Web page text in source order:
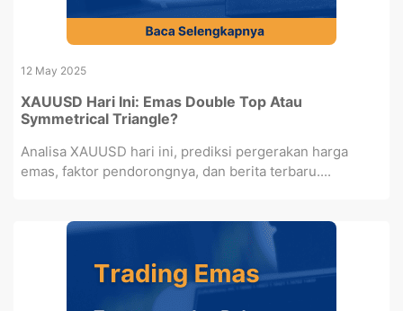
12 May 2025
XAUUSD Hari Ini: Emas Double Top Atau
Symmetrical Triangle?
Analisa XAUUSD hari ini, prediksi pergerakan harga
emas, faktor pendorongnya, dan berita terbaru....